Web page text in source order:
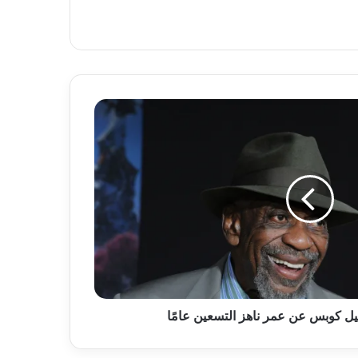
بيل كوبس عن عمر ناهز التسعين عامًا